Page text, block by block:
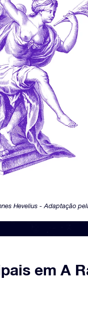
Hevelius - Adaptação
em A